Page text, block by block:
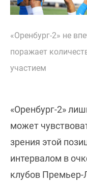
«Оренбург-2» не
поражает
участием
«Оренбург-2»
может
зрения этой
интервалом в
клубов Премьер-